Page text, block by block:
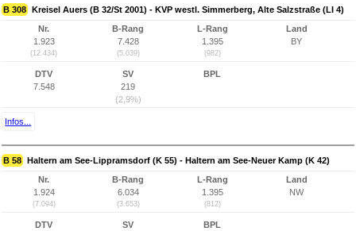
B 308 Kreisel Auers (B 32/St 2001) - KVP westl. Simmerberg, Alte Salzstraße (LI 4)
Nr.
1.923
(12.434)
B-Rang
7.428
(5.039)
L-Rang
1.395
(982)
Land
BY
DTV
7.548
SV
219
(2,9%)
BPL
Infos...
B 58 Haltern am See-Lippramsdorf (K 55) - Haltern am See-Neuer Kamp (K 42)
Nr.
1.924
(7.094)
B-Rang
6.034
(3.653)
L-Rang
1.395
(812)
Land
NW
DTV
SV
BPL